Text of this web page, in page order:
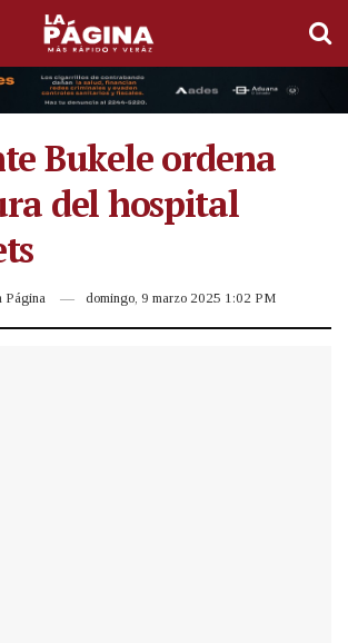
Bukele ordena
del hospital
Página domingo, 9 marzo 2025 1:02 PM